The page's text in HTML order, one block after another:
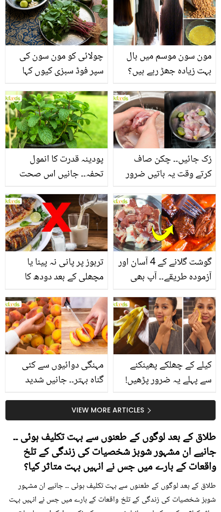
چولائی کو مون سون کی
سپر فوڈ سبزی کیوں کہا
منرلز اور اینٹی آکسیڈنٹس
سے بھرپور اس سبزی کے
فائدے
مون سون موسم میں بال
بہت زیادہ جھڑ رہے ہیں؟
بنانے کے چند قدرتی طریقے
پودینہ قدرت کا انمول
تحفہ۔۔ جانیں اس صحت
انگیز طبی فوائد
رُک جائیں۔۔ چکن صاف
کرتے وقت یہ باتیں ضرور
تربوز پر پانی نہ پینا یا
مچھلی کے بعد دودھ کا
سے متعلق غلط فہمیوں کی
حقیقت کیا ہے اور افواہ
کیا؟
گوشت گلانے کے 4 آسان اور
آزمودہ طریقے۔۔ آپ بھی
بتائے راز
مہنگی دوائیوں سے کئی
گناہ بہتر۔۔ جانیں شدید
کیوں کھانا چاہیے؟
کیلے کے چھلکے پھینکنے
سے پہلے یہ ضرور پڑھیں!
سستا اور قدرتی حلVIEW MORE ARTICLES
طلاق کے بعد لوگوں کے طعنوں سے بہت تکلیف ہوئی ۔۔
جانیے ان مشہور شوبز شخصیات کی زندگی کے تلخ
واقعات کے بارے میں جس نے انہیں بہت متاثر کیا؟
طلاق کے بعد لوگوں کے طعنوں سے بہت تکلیف ہوئی ۔۔ جانیے ان مشہور
شوبز شخصیات کی زندگی کے تلخ واقعات کے بارے میں جس نے انہیں بہت